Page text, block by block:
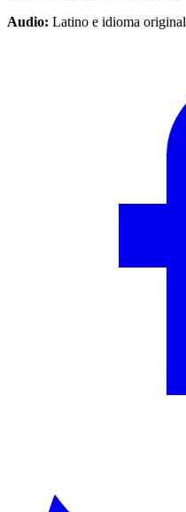
Audio: Latino e idioma original